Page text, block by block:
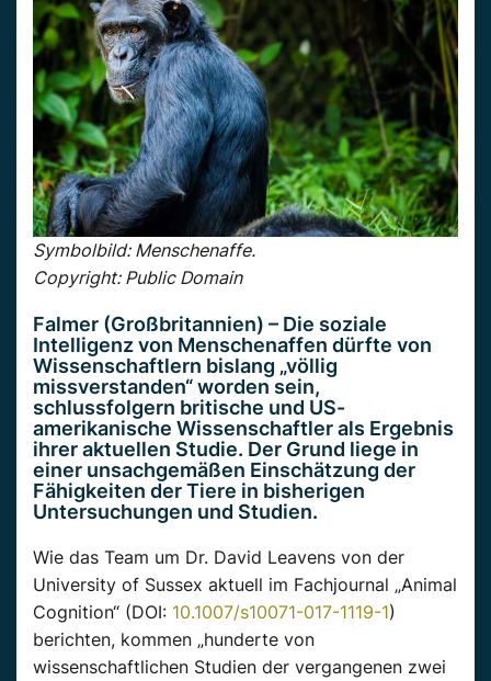
Symbolbild: Menschenaffe.
Copyright: Public Domain
Falmer (Großbritannien) – Die soziale
Intelligenz von Menschenaffen dürfte von
Wissenschaftlern bislang „völlig
missverstanden“ worden sein,
schlussfolgern britische und US-
amerikanische Wissenschaftler als Ergebnis
ihrer aktuellen Studie. Der Grund liege in
einer unsachgemäßen Einschätzung der
Fähigkeiten der Tiere in bisherigen
Untersuchungen und Studien.
Wie das Team um Dr. David Leavens von der
University of Sussex aktuell im Fachjournal „Animal
Cognition“ (DOI: 10.1007/s10071-017-1119-1)
berichten, kommen „hunderte von
wissenschaftlichen Studien der vergangenen zwei